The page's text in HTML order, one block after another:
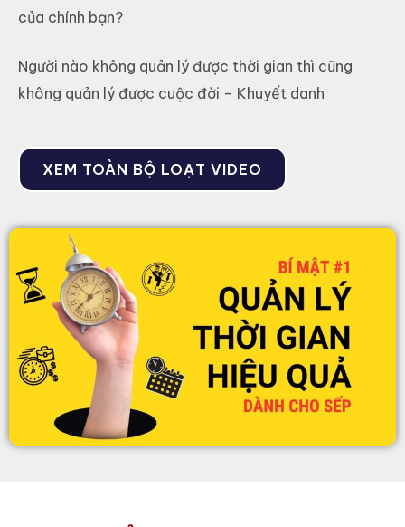
của chính bạn?
Người nào không quản lý được thời gian thì cũng
không quản lý được cuộc đời – Khuyết danh
XEM TOÀN BỘ LOẠT VIDEO